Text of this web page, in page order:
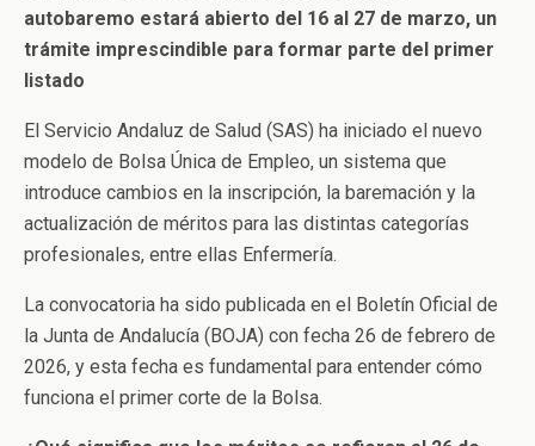
autobaremo estará abierto del 16 al 27 de marzo, un
trámite imprescindible para formar parte del primer
listado
El Servicio Andaluz de Salud (SAS) ha iniciado el nuevo
modelo de Bolsa Única de Empleo, un sistema que
introduce cambios en la inscripción, la baremación y la
actualización de méritos para las distintas categorías
profesionales, entre ellas Enfermería.
La convocatoria ha sido publicada en el Boletín Oficial de
la Junta de Andalucía (BOJA) con fecha 26 de febrero de
2026, y esta fecha es fundamental para entender cómo
funciona el primer corte de la Bolsa.